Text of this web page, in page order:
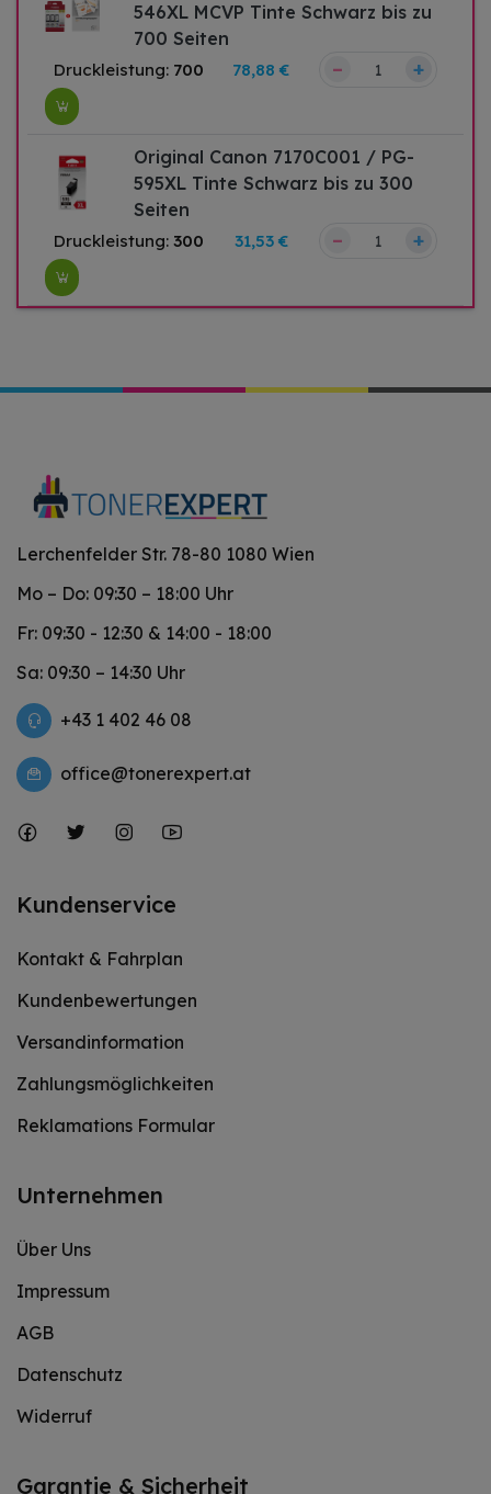
546XL MCVP Tinte Schwarz bis zu
700 Seiten
Druckleistung: 700 78,88 € – +
Original Canon 7170C001 / PG-
595XL Tinte Schwarz bis zu 300
Seiten
Druckleistung: 300 31,53 € – +
Lerchenfelder Str. 78-80 1080 Wien
Mo – Do: 09:30 – 18:00 Uhr
Fr: 09:30 - 12:30 & 14:00 - 18:00
Sa: 09:30 – 14:30 Uhr
+43 1 402 46 08
office@tonerexpert.at
Kundenservice
Kontakt & Fahrplan
Kundenbewertungen
Versandinformation
Zahlungsmöglichkeiten
Reklamations Formular
Unternehmen
Über Uns
Impressum
AGB
Datenschutz
Widerruf
Garantie & Sicherheit